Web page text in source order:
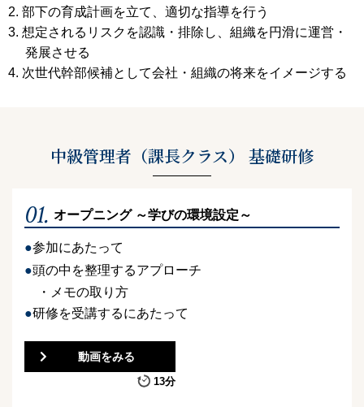
部下の育成計画を立て、適切な指導を行う
想定されるリスクを認識・排除し、組織を円滑に運営・
発展させる
次世代幹部候補として会社・組織の将来をイメージする
中級管理者（課長クラス） 基礎研修
01. オープニング ～学びの環境設定～
参加にあたって
頭の中を整理するアプローチ
・メモの取り方
研修を受講するにあたって
動画をみる
13分